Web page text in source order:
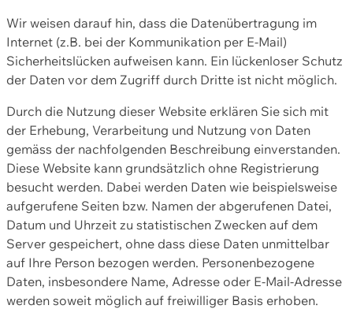
Wir weisen darauf hin, dass die Datenübertragung im
Internet (z.B. bei der Kommunikation per E-Mail)
Sicherheitslücken aufweisen kann. Ein lückenloser Schutz
der Daten vor dem Zugriff durch Dritte ist nicht möglich.
Durch die Nutzung dieser Website erklären Sie sich mit
der Erhebung, Verarbeitung und Nutzung von Daten
gemäss der nachfolgenden Beschreibung einverstanden.
Diese Website kann grundsätzlich ohne Registrierung
besucht werden. Dabei werden Daten wie beispielsweise
aufgerufene Seiten bzw. Namen der abgerufenen Datei,
Datum und Uhrzeit zu statistischen Zwecken auf dem
Server gespeichert, ohne dass diese Daten unmittelbar
auf Ihre Person bezogen werden. Personenbezogene
Daten, insbesondere Name, Adresse oder E-Mail-Adresse
werden soweit möglich auf freiwilliger Basis erhoben.